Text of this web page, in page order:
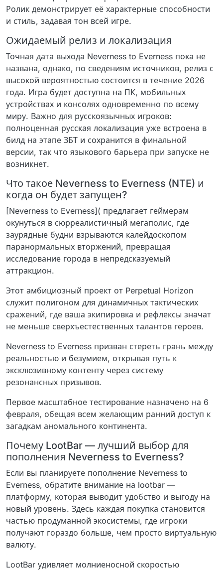
Ролик демонстрирует её характерные способности
и стиль, задавая тон всей игре.
Ожидаемый релиз и локализация
Точная дата выхода Neverness to Everness пока не
названа, однако, по сведениям источников, релиз с
высокой вероятностью состоится в течение 2026
года. Игра будет доступна на ПК, мобильных
устройствах и консолях одновременно по всему
миру. Важно для русскоязычных игроков:
полноценная русская локализация уже встроена в
билд на этапе ЗБТ и сохранится в финальной
версии, так что языкового барьера при запуске не
возникнет.
Что такое Neverness to Everness (NTE) и
когда он будет запущен?
[Neverness to Everness]( предлагает геймерам
окунуться в сюрреалистичный мегаполис, где
заурядные будни взрываются калейдоскопом
паранормальных вторжений, превращая
исследование города в непредсказуемый
аттракцион.
Этот амбициозный проект от Perpetual Horizon
служит полигоном для динамичных тактических
сражений, где ваша экипировка и рефлексы значат
не меньше сверхъестественных талантов героев.
Neverness to Everness призван стереть грань между
реальностью и безумием, открывая путь к
эксклюзивному контенту через систему
резонансных призывов.
Первое масштабное тестирование назначено на 6
февраля, обещая всем желающим ранний доступ к
загадкам аномального континента.
Почему LootBar — лучший выбор для
пополнения Neverness to Everness?
Если вы планируете пополнение Neverness to
Everness, обратите внимание на lootbar —
платформу, которая выводит удобство и выгоду на
новый уровень. Здесь каждая покупка становится
частью продуманной экосистемы, где игроки
получают гораздо больше, чем просто виртуальную
валюту.
LootBar удивляет молниеносной скоростью